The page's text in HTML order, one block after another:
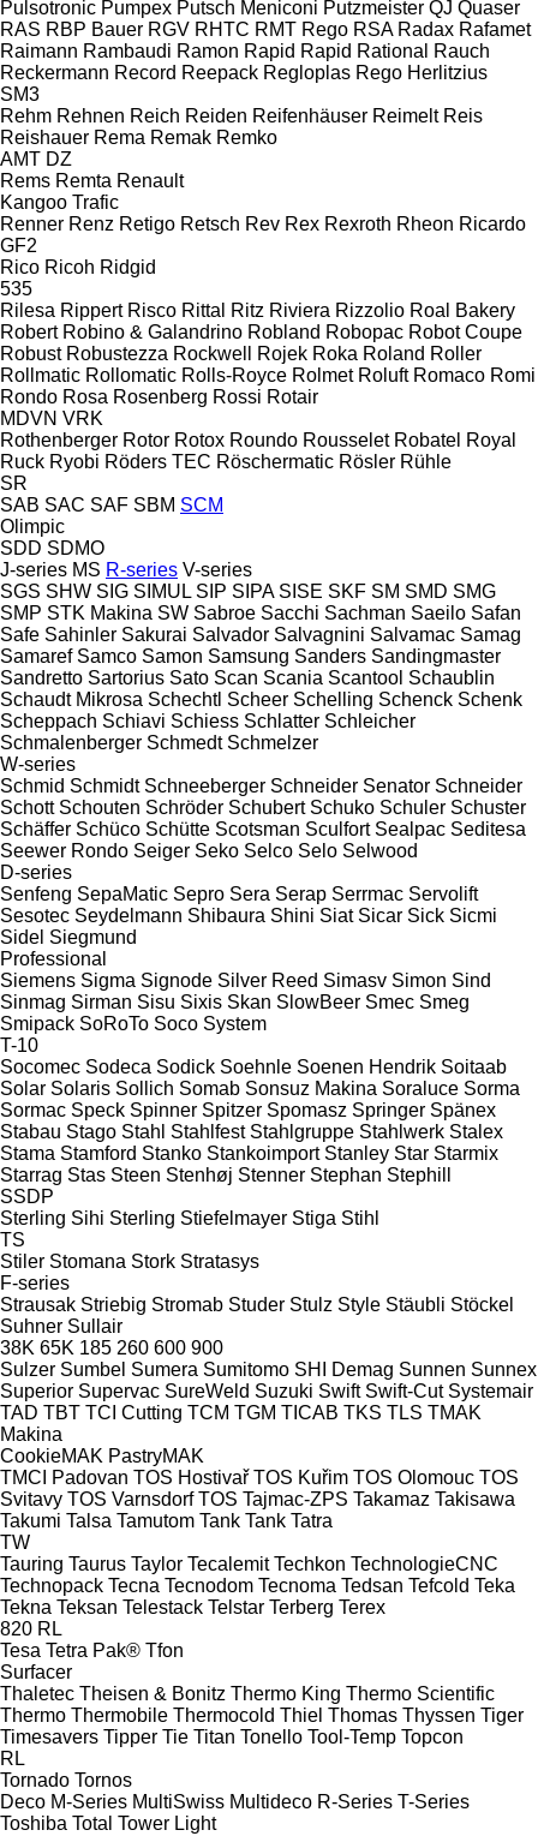
Pulsotronic Pumpex Putsch Meniconi Putzmeister QJ Quaser
RAS RBP Bauer RGV RHTC RMT Rego RSA Radax Rafamet
Raimann Rambaudi Ramon Rapid Rapid Rational
Rauch
Reckermann Record Reepack Regloplas Rego Herlitzius
SM3
Rehm Rehnen Reich Reiden Reifenhäuser Reimelt Reis
Reishauer Rema Remak Remko
AMT DZ
Rems Remta Renault
Kangoo Trafic
Renner Renz Retigo Retsch Rev Rex Rexroth Rheon Ricardo
GF2
Rico Ricoh Ridgid
535
Rilesa Rippert Risco Rittal Ritz Riviera Rizzolio Roal Bakery
Robert Robino & Galandrino Robland Robopac Robot Coupe
Robust Robustezza Rockwell Rojek Roka Roland Roller
Rollmatic Rollomatic Rolls-Royce Rolmet Roluft Romaco Romi
Rondo Rosa Rosenberg Rossi Rotair
MDVN VRK
Rothenberger Rotor Rotox Roundo Rousselet Robatel Royal
Ruck Ryobi Röders TEC Röschermatic Rösler Rühle
SR
SAB SAC SAF SBM SCM
Olimpic
SDD SDMO
J-series MS R-series V-series
SGS SHW SIG SIMUL SIP SIPA SISE SKF SM SMD SMG
SMP STK Makina SW Sabroe Sacchi Sachman Saeilo Safan
Safe Sahinler Sakurai Salvador Salvagnini Salvamac Samag
Samaref Samco Samon Samsung Sanders Sandingmaster
Sandretto Sartorius Sato Scan Scania Scantool Schaublin
Schaudt Mikrosa Schechtl Scheer Schelling Schenck Schenk
Scheppach Schiavi Schiess Schlatter Schleicher
Schmalenberger Schmedt Schmelzer
W-series
Schmid Schmidt Schneeberger Schneider Senator Schneider
Schott Schouten Schröder Schubert Schuko Schuler Schuster
Schäffer Schüco Schütte Scotsman Sculfort Sealpac Seditesa
Seewer Rondo Seiger Seko Selco Selo Selwood
D-series
Senfeng SepaMatic Sepro Sera Serap Serrmac Servolift
Sesotec Seydelmann Shibaura Shini Siat Sicar Sick Sicmi
Sidel Siegmund
Professional
Siemens Sigma Signode Silver Reed Simasv Simon Sind
Sinmag Sirman Sisu Sixis Skan SlowBeer Smec Smeg
Smipack SoRoTo Soco System
T-10
Socomec Sodeca Sodick Soehnle Soenen Hendrik Soitaab
Solar Solaris Sollich Somab Sonsuz Makina Soraluce Sorma
Sormac Speck Spinner Spitzer Spomasz Springer Spänex
Stabau Stago Stahl Stahlfest Stahlgruppe Stahlwerk Stalex
Stama Stamford Stanko Stankoimport Stanley Star Starmix
Starrag Stas Steen Stenhøj Stenner Stephan Stephill
SSDP
Sterling Sihi Sterling Stiefelmayer Stiga Stihl
TS
Stiler Stomana Stork Stratasys
F-series
Strausak Striebig Stromab Studer Stulz Style Stäubli Stöckel
Suhner Sullair
38K 65K 185 260 600 900
Sulzer Sumbel Sumera Sumitomo SHI Demag Sunnen Sunnex
Superior Supervac SureWeld Suzuki Swift Swift-Cut Systemair
TAD TBT TCI Cutting TCM TGM TICAB TKS TLS TMAK
Makina
CookieMAK PastryMAK
TMCI Padovan TOS Hostivař TOS Kuřim TOS Olomouc TOS
Svitavy TOS Varnsdorf TOS Tajmac-ZPS Takamaz Takisawa
Takumi Talsa Tamutom Tank Tank Tatra
TW
Tauring Taurus Taylor Tecalemit Techkon TechnologieCNC
Technopack Tecna Tecnodom Tecnoma Tedsan Tefcold Teka
Tekna Teksan Telestack Telstar Terberg Terex
820 RL
Tesa Tetra Pak® Tfon
Surfacer
Thaletec Theisen & Bonitz Thermo King Thermo Scientific
Thermo Thermobile Thermocold Thiel Thomas Thyssen Tiger
Timesavers Tipper Tie Titan Tonello Tool-Temp Topcon
RL
Tornado Tornos
Deco M-Series MultiSwiss Multideco R-Series T-Series
Toshiba Total Tower Light